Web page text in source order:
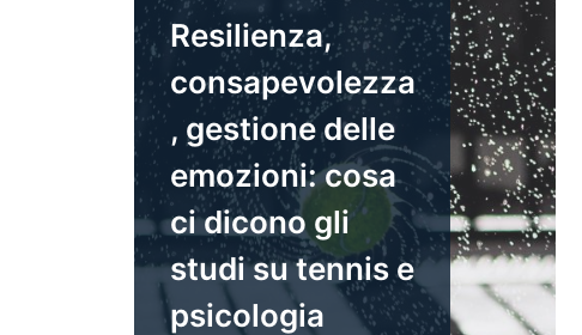
Resilienza,
consapevolezza
, gestione delle
emozioni: cosa
ci dicono gli
studi su tennis e
psicologia